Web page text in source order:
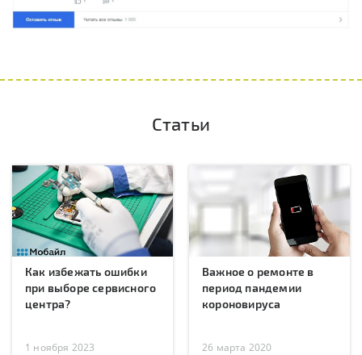
Статьи
Как избежать ошибки
при выборе сервисного
центра?
1 ноября 2023
Важное о ремонте в
период пандемии
короновируса
26 марта 2020